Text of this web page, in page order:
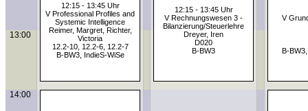
12:15 - 13:45 Uhr
V Professional Profiles and
Systemic Intelligence
Reimer, Margret, Richter,
Victoria
12.2-10, 12.2-6, 12.2-7
B-BW3, IndieS-WiSe
12:15 - 13:45 Uhr
V Rechnungswesen 3 -
Bilanzierung/Steuerlehre
Dreyer, Iren
D020
B-BW3
V
B-
13:00
14:00